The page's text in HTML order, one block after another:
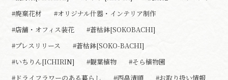
#廃棄花材
#オリジナル什器・インテリア制作
#店舗・オフィス装花
#蒼枯鉢[SOKOBACHI]
#プレスリリース
#蒼枯鉢[SOKO-BACHI]
#いちりん[ICHIRIN]
#観葉植物
#そら植物園
#ドライフラワーのある暮らし
#西畠清順
#お取り扱い情報